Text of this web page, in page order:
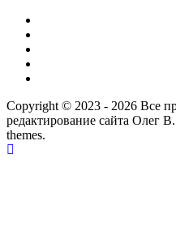
Copyright © 2023 - 2026 Все
редактирование сайта Олег
themes.